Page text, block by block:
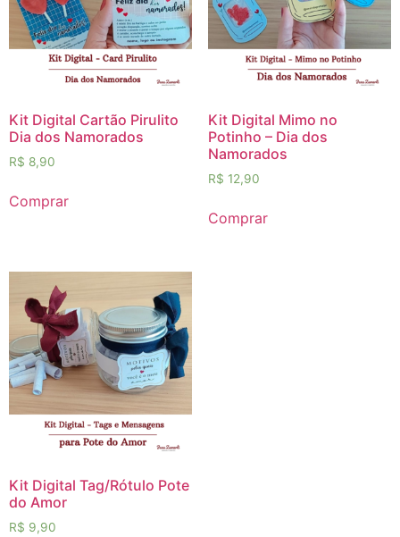
Kit Digital Cartão Pirulito
Dia dos Namorados
R$ 8,90
Comprar
Kit Digital Mimo no
Potinho – Dia dos
Namorados
R$ 12,90
Comprar
Kit Digital Tag/Rótulo Pote
do Amor
R$ 9,90